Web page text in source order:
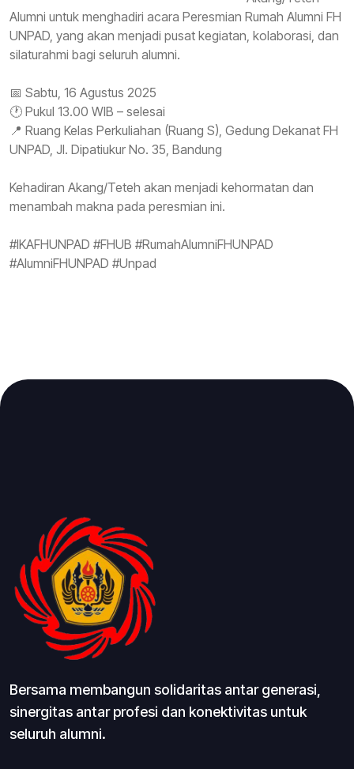
Alumni untuk menghadiri acara Peresmian Rumah Alumni FH
UNPAD, yang akan menjadi pusat kegiatan, kolaborasi, dan
silaturahmi bagi seluruh alumni.
📅 Sabtu, 16 Agustus 2025
🕐 Pukul 13.00 WIB – selesai
📍 Ruang Kelas Perkuliahan (Ruang S), Gedung Dekanat FH
UNPAD, Jl. Dipatiukur No. 35, Bandung
Kehadiran Akang/Teteh akan menjadi kehormatan dan
menambah makna pada peresmian ini.
#IKAFHUNPAD #FHUB #RumahAlumniFHUNPAD
#AlumniFHUNPAD #Unpad
Bersama membangun solidaritas antar generasi,
sinergitas antar profesi dan konektivitas untuk
seluruh alumni.